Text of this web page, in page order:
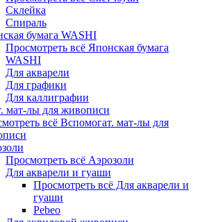
Склейка
Спираль
бумага WASHI
Просмотреть всё Японская бумага
WASHI
Для акварели
Для графики
Для каллиграфии
мат-лы для живописи
всё Вспомогат. мат-лы для
Просмотреть всё Аэрозоли
Для акварели и гуаши
Просмотреть всё Для акварели и
гуаши
Pebeo